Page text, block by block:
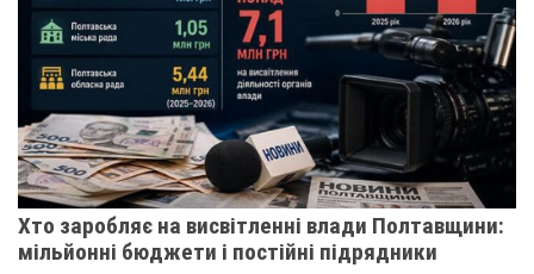
Хто заробляє на висвітленні влади Полтавщини:
мільйонні бюджети і постійні підрядники